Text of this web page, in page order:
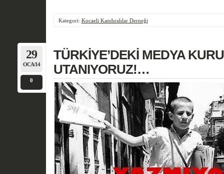
Kategori: Kocaeli Kandıralılar Derneği
29
OCA/14
0
TÜRKİYE’DEKİ MEDYA
UTANIYORUZ!…